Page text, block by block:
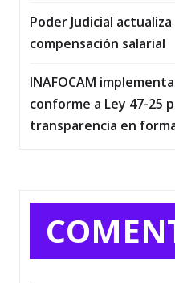
Poder Judicial
compensación salarial
INAFOCAM
conforme a Ley 47-25
transparencia en